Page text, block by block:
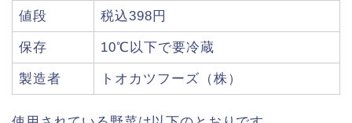
値段 税込398円
保存 10℃以下で要冷蔵
製造者 トオカツフーズ（株）